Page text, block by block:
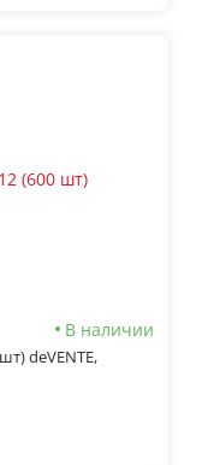
В наличии
deVENTE,